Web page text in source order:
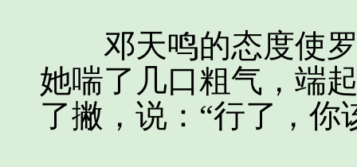
邓天鸣的态度使罗
她喘了几口粗气，端
了撇，说：“行了，你